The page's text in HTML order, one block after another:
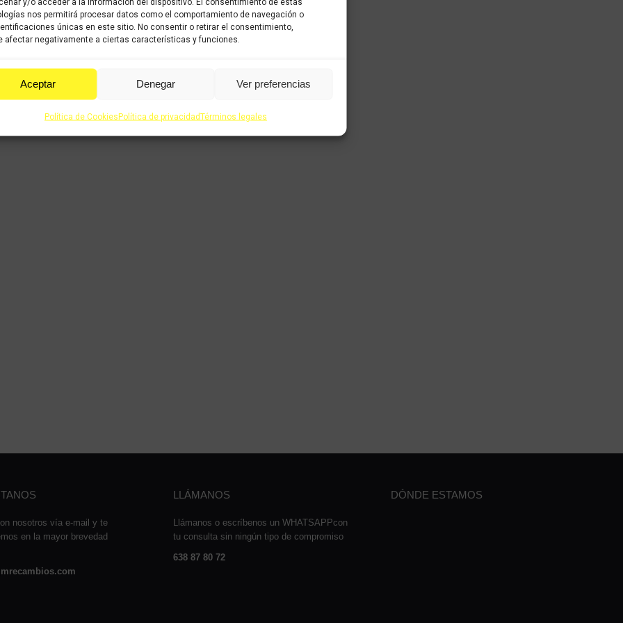
nos permitirá procesar datos como el comportamiento de navegación o
únicas en este sitio. No consentir o retirar el consentimiento,
afectar negativamente a ciertas características y funciones.
Aceptar Denegar Ver preferencias
Política de CookiesPolítica de privacidadTérminos legales
nosotros vía e-mail y te
en la mayor brevedad
LLÁMANOS
Llámanos o escríbenos un WHATSAPPcon
tu consulta sin ningún tipo de compromiso
638 87 80 72
DÓNDE ESTAMOS